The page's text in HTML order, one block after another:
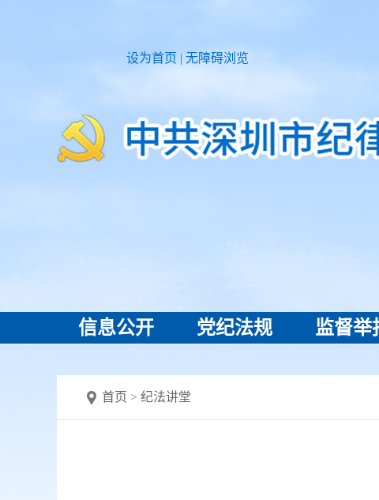
设为首页 | 无障碍浏览
信息公开 党纪法规 监督举
首页 > 纪法讲堂